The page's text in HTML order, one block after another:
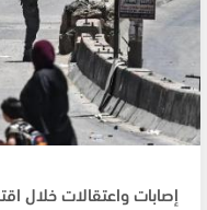
إصابات واعتقالات خلال